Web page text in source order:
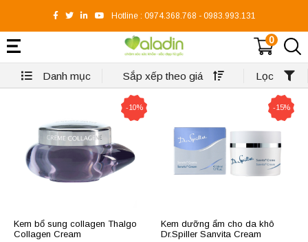
Hotline : 0974.368.768 - 0983.993.131
0
Danh mục Sắp xếp theo giá Lọc
-10%
Kem bổ sung collagen Thalgo
Collagen Cream
-15%
Kem dưỡng ẩm cho da khô
Dr.Spiller Sanvita Cream